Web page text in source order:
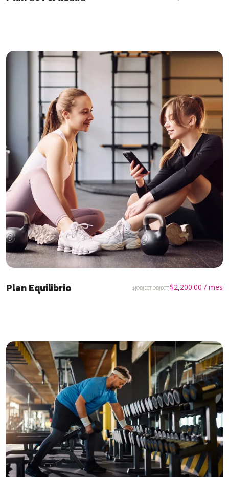
Plan Equilibrio $[OBJECT OBJECT]$2,200.00 / mes